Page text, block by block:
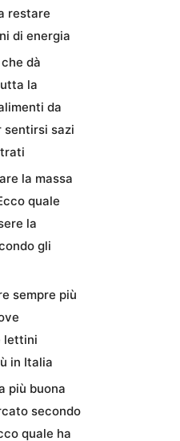
restare
di energia
dà
la
da
sentirsi sazi
la massa
quale
la
gli
sempre più
lettini
in Italia
più buona
secondo
quale ha